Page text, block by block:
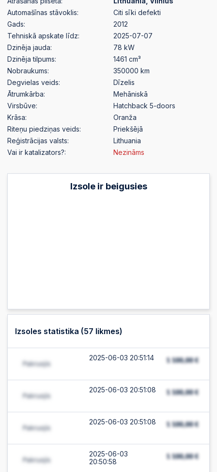
Automašīnas stāvoklis:
Citi sīki defekti
Gads:
2012
Tehniskā apskate līdz:
2025-07-07
Dzinēja jauda:
78 kW
Dzinēja tilpums:
1461 cm³
Nobraukums:
350000 km
Degvielas veids:
Dīzelis
Ātrumkārba:
Mehāniskā
Virsbūve:
Hatchback 5-doors
Krāsa:
Oranža
Riteņu piedziņas veids:
Priekšējā
Reģistrācijas valsts:
Lithuania
Vai ir katalizators?:
Nezināms
Izsole ir beigusies
Izsoles statistika (57 likmes)
2025-06-03 20:51:14
2025-06-03 20:51:08
2025-06-03 20:51:08
2025-06-03
20:50:58